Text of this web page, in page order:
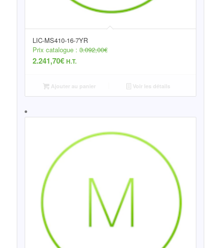
LIC-MS410-16-7YR
Prix catalogue :3.092,00€
2.241,70€ H.T.
Ajouter au panier Voir les détails